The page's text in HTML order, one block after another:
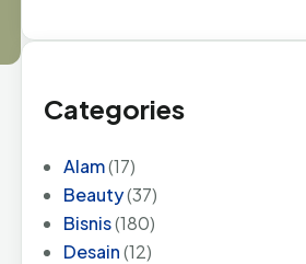
Categories
Alam(17)
Beauty(37)
Bisnis(180)
Desain(12)